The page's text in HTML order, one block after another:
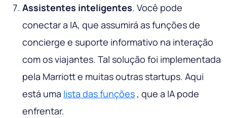
Assistentes inteligentes. Você pode
conectar a IA, que assumirá as funções de
concierge e suporte informativo na interação
com os viajantes. Tal solução foi implementada
pela Marriott e muitas outras startups. Aqui
está uma lista das funções , que a IA pode
enfrentar.